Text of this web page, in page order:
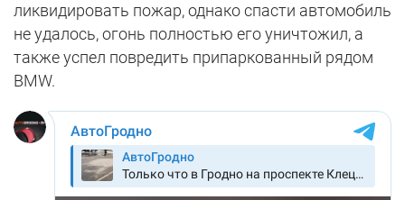
ликвидировать пожар, однако спасти автомобиль
не удалось, огонь полностью его уничтожил, а
также успел повредить припаркованный рядом
BMW.